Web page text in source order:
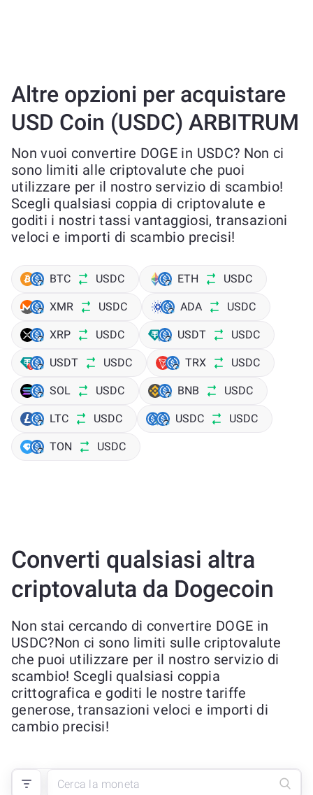
Altre opzioni per acquistare
USD Coin (USDC) ARBITRUM
Non vuoi convertire DOGE in USDC? Non ci
sono limiti alle criptovalute che puoi
utilizzare per il nostro servizio di scambio!
Scegli qualsiasi coppia di criptovalute e
goditi i nostri tassi vantaggiosi, transazioni
veloci e importi di scambio precisi!
BTC USDC ETH USDC
XMR USDC ADA USDC
XRP USDC USDT USDC
USDT USDC TRX USDC
SOL USDC BNB USDC
LTC USDC USDC USDC
TON USDC
Converti qualsiasi altra
criptovaluta da Dogecoin
Non stai cercando di convertire DOGE in
USDC?Non ci sono limiti sulle criptovalute
che puoi utilizzare per il nostro servizio di
scambio! Scegli qualsiasi coppia
crittografica e goditi le nostre tariffe
generose, transazioni veloci e importi di
cambio precisi!